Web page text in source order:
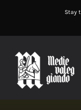
contenuto
Stay